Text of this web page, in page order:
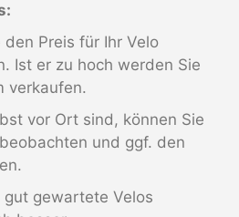
den Preis für Ihr Velo
Ist er zu hoch werden Sie
verkaufen.
vor Ort sind, können Sie
und ggf. den
gut gewartete Velos